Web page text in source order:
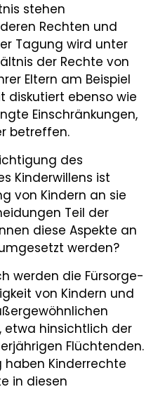
stehen
Rechten und
Tagung wird unter
der Rechte von
Eltern am Beispiel
diskutiert ebenso wie
Einschränkungen,
betreffen.
des
Kinderwillens ist
von Kindern an sie
Teil der
diese Aspekte an
werden?
werden die Fürsorge-
von Kindern und
etwa hinsichtlich der
Flüchtenden.
Kinderrechte
in diesen